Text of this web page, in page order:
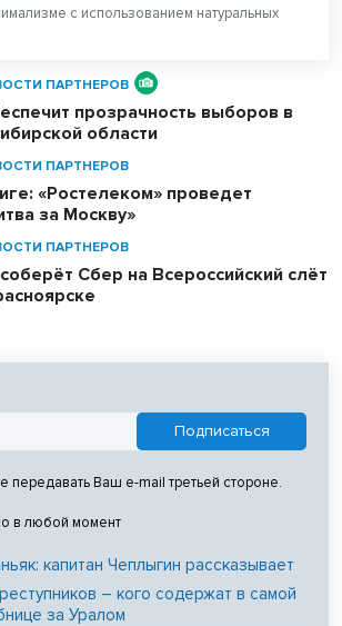
с использованием натуральных
ПАРТНЕРОВ
прозрачность выборов в
области
ПАРТНЕРОВ
«Ростелеком» проведет
за Москву»
ПАРТНЕРОВ
Сбер на Всероссийский слёт
передавать Ваш e-mail третьей стороне.
в любой момент
капитан Чеплыгин рассказывает
– кого содержат в самой
за Уралом